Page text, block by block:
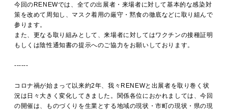
今回のRENEWでは、全ての出展者・来場者に対して基本的な感染対
策を改めて周知し、マスク着用の厳守・黙食の徹底などに取り組んで
参ります。
また、更なる取り組みとして、来場者に対してはワクチンの接種証明
もしくは陰性通知書の提示へのご協力をお願いしております。
------
コロナ禍が始まって以来約2年、我々RENEWと出展者を取り巻く状
況は日々大きく変化してきました。関係各位におかれましては、今回
の開催は、ものづくりを生業とする地域の現状・市町の現状・県の現